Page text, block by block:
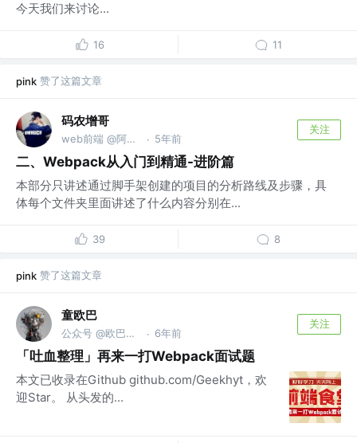
今天我们来讨论...
16 11
pink 赞了这篇文章
码农增哥
web前端 @阿里巴巴 · 5年前
关注
二、Webpack从入门到精通-进阶篇
本部分只讲述通过脚手架创建的项目的分析路线及步骤，具
体每个文件夹里面讲述了什么内容分别在...
39 8
pink 赞了这篇文章
童欧巴
公众号 @欧巴聊AI · 6年前
关注
「吐血整理」再来一打Webpack面试题
本文已收录在Github github.com/Geekhyt，欢
迎Star。 从头发的...